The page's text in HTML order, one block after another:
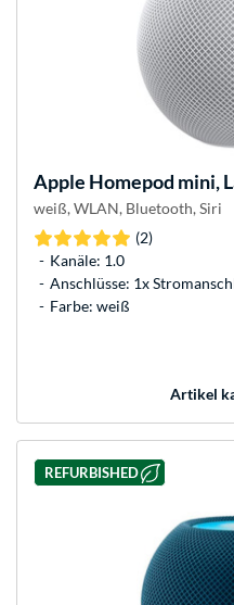
Apple Homepod mini,
weiß, WLAN, Bluetooth, Siri
(2)
Kanäle: 1.0
Anschlüsse: 1x
Farbe: weiß
Artikel
REFURBISHED